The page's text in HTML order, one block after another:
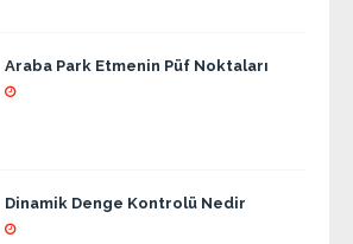
Araba Park Etmenin Püf Noktaları
Dinamik Denge Kontrolü Nedir